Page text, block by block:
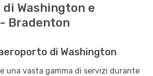
Washington e
Bradenton
di Washington
una vasta gamma di servizi durante